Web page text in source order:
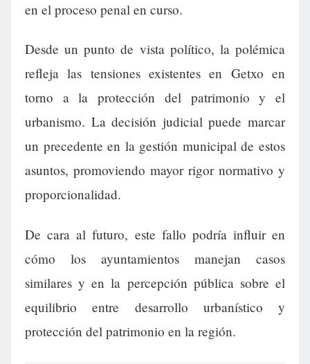
en el proceso penal en curso.
Desde un punto de vista político, la polémica
refleja las tensiones existentes en Getxo en
torno a la protección del patrimonio y el
urbanismo. La decisión judicial puede marcar
un precedente en la gestión municipal de estos
asuntos, promoviendo mayor rigor normativo y
proporcionalidad.
De cara al futuro, este fallo podría influir en
cómo los ayuntamientos manejan casos
similares y en la percepción pública sobre el
equilibrio entre desarrollo urbanístico y
protección del patrimonio en la región.